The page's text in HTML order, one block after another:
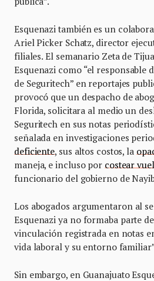
Esquenazi también es un
Ariel Picker Schatz, director
filiales. El semanario Zeta de
Esquenazi como “el responsable
de Seguritech” en reportajes
provocó que un despacho de
Florida, solicitara al medio un
Seguritech en sus notas
señalada en investigaciones
deficiente, sus altos costos, la
maneja, e incluso por costear
funcionario del gobierno de
Los abogados argumentaron al
Esquenazi ya no formaba parte
vinculación registrada en notas
vida laboral y su entorno
Sin embargo, en Guanajuato